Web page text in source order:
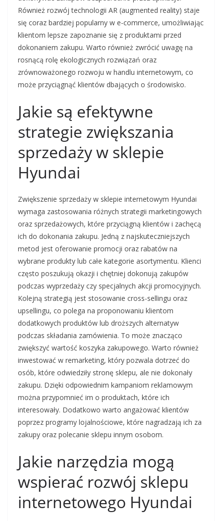
Również rozwój technologii AR (augmented reality) staje
się coraz bardziej popularny w e-commerce, umożliwiając
klientom lepsze zapoznanie się z produktami przed
dokonaniem zakupu. Warto również zwrócić uwagę na
rosnącą rolę ekologicznych rozwiązań oraz
zrównoważonego rozwoju w handlu internetowym, co
może przyciągnąć klientów dbających o środowisko.
Jakie są efektywne
strategie zwiększania
sprzedaży w sklepie
Hyundai
Zwiększenie sprzedaży w sklepie internetowym Hyundai
wymaga zastosowania różnych strategii marketingowych
oraz sprzedażowych, które przyciągną klientów i zachęcą
ich do dokonania zakupu. Jedną z najskuteczniejszych
metod jest oferowanie promocji oraz rabatów na
wybrane produkty lub całe kategorie asortymentu. Klienci
często poszukują okazji i chętniej dokonują zakupów
podczas wyprzedaży czy specjalnych akcji promocyjnych.
Kolejną strategią jest stosowanie cross-sellingu oraz
upsellingu, co polega na proponowaniu klientom
dodatkowych produktów lub droższych alternatyw
podczas składania zamówienia. To może znacząco
zwiększyć wartość koszyka zakupowego. Warto również
inwestować w remarketing, który pozwala dotrzeć do
osób, które odwiedziły stronę sklepu, ale nie dokonały
zakupu. Dzięki odpowiednim kampaniom reklamowym
można przypomnieć im o produktach, które ich
interesowały. Dodatkowo warto angażować klientów
poprzez programy lojalnościowe, które nagradzają ich za
zakupy oraz polecanie sklepu innym osobom.
Jakie narzędzia mogą
wspierać rozwój sklepu
internetowego Hyundai